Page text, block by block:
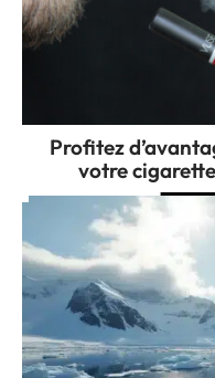
Profitez
votre